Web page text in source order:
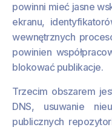
powinni mieć jasne
ekranu,
wewnętrznych
powinien
blokować publikacje.
Trzecim obszarem
DNS, usuwanie
publicznych